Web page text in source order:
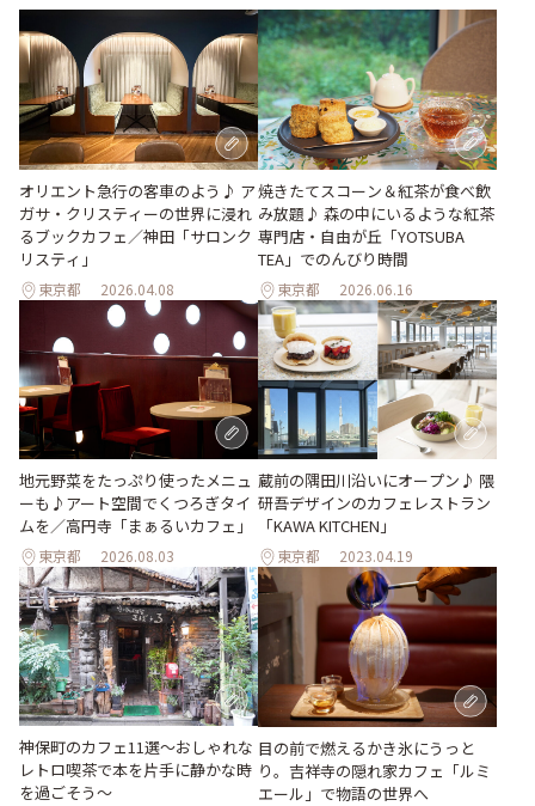
オリエント急行の客車のよう♪ ア
ガサ・クリスティーの世界に浸れ
るブックカフェ／神田「サロンク
リスティ」
東京都 2026.04.08
焼きたてスコーン＆紅茶が食べ飲
み放題♪ 森の中にいるような紅茶
専門店・自由が丘「YOTSUBA
TEA」でのんびり時間
東京都 2026.06.16
地元野菜をたっぷり使ったメニュ
ーも♪アート空間でくつろぎタイ
ムを／高円寺「まぁるいカフェ」
東京都 2026.08.03
蔵前の隅田川沿いにオープン♪ 隈
研吾デザインのカフェレストラン
「KAWA KITCHEN」
東京都 2023.04.19
神保町のカフェ11選～おしゃれな
レトロ喫茶で本を片手に静かな時
を過ごそう～
目の前で燃えるかき氷にうっと
り。吉祥寺の隠れ家カフェ「ルミ
エール」で物語の世界へ